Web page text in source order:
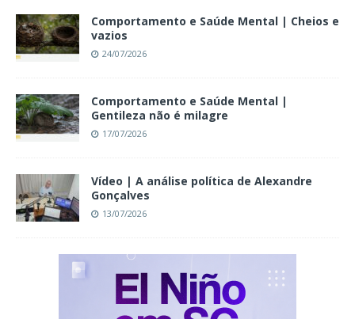
Comportamento e Saúde Mental | Cheios e
vazios
24/07/2026
Comportamento e Saúde Mental |
Gentileza não é milagre
17/07/2026
Vídeo | A análise política de Alexandre
Gonçalves
13/07/2026